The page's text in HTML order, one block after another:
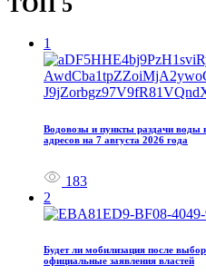
1
Водовозы и пункты раздачи
адресов на 7 августа 2026 года
183
2
Будет ли мобилизация после
официальные заявления властей